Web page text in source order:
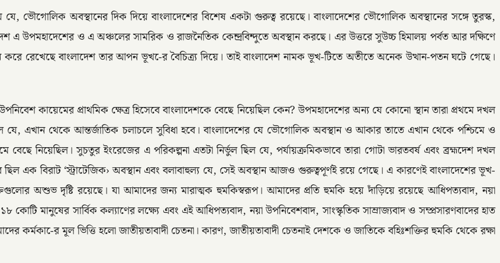
ভৌগোলিক অবস্থানের দিক দিয়ে বাংলাদেশের বিশেষ একটা গুরুত্ব রয়েছে। বাংলাদেশের ভৌগোলিক অবস্থানের সঙ্গে তুরস্ক,
উপমহাদেশের ও এ অঞ্চলের সামরিক ও রাজনৈতিক কেন্দ্রবিন্দুতে অবস্থান করছে। এর উত্তরে সুউচ্চ হিমালয় পর্বত আর দক্ষিণে
করে রেখেছে বাংলাদেশ তার আপন ভূখ-ের বৈচিত্র্য দিয়ে। তাই বাংলাদেশ নামক ভূখ-টিতে অতীতে অনেক উত্থান-পতন ঘটে গেছে।
কায়েমের প্রাথমিক ক্ষেত্র হিসেবে বাংলাদেশকে বেছে নিয়েছিল কেন? উপমহাদেশের অন্য যে কোনো স্থান তারা প্রথমে দখল
যে, এখান থেকে আন্তর্জাতিক চলাচলে সুবিধা হবে। বাংলাদেশের যে ভৌগোলিক অবস্থান ও আকার তাতে এখান থেকে পশ্চিমে ও
বেছে নিয়েছিল। সুচতুর ইংরেজের এ পরিকল্পনা এতটা নির্ভুল ছিল যে, পর্যায়ক্রমিকভাবে তারা গোটা ভারতবর্ষ এবং ব্রহ্মদেশ দখল
এক বিরাট ‘স্ট্রাটেজিক› অবস্থান এবং বলাবাহুল্য যে, সেই অবস্থান আজও গুরুত্বপূর্ণই রয়ে গেছে। এ কারণেই বাংলাদেশের ভূখ-
অশুভ দৃষ্টি রয়েছে। যা আমাদের জন্য মারাত্মক হুমকিস্বরূপ। আমাদের প্রতি হুমকি হয়ে দাঁড়িয়ে রয়েছে আধিপত্যবাদ, নয়া
কোটি মানুষের সার্বিক কল্যাণের লক্ষ্যে এবং এই আধিপত্যবাদ, নয়া উপনিবেশবাদ, সাংস্কৃতিক সাম্রাজ্যবাদ ও সম্প্রসারণবাদের হাত
কর্মকা-ের মূল ভিত্তি হলো জাতীয়তাবাদী চেতনা। কারণ, জাতীয়তাবাদী চেতনাই দেশকে ও জাতিকে বহিঃশক্তির হুমকি থেকে রক্ষা